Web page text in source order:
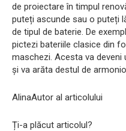
de proiectare în timpul
puteți ascunde sau o puteți
de tipul de baterie. De
pictezi bateriile clasice din
maschezi. Acesta va deveni
și va arăta destul de
AlinaAutor al articolului
Ți-a plăcut articolul?